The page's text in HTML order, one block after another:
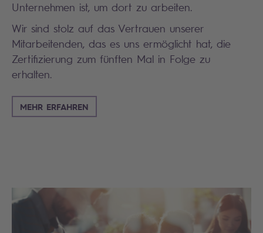
Unternehmen ist, um dort zu arbeiten.
Wir sind stolz auf das Vertrauen unserer
Mitarbeitenden, das es uns ermöglicht hat, die
Zertifizierung zum fünften Mal in Folge zu
erhalten.
MEHR ERFAHREN